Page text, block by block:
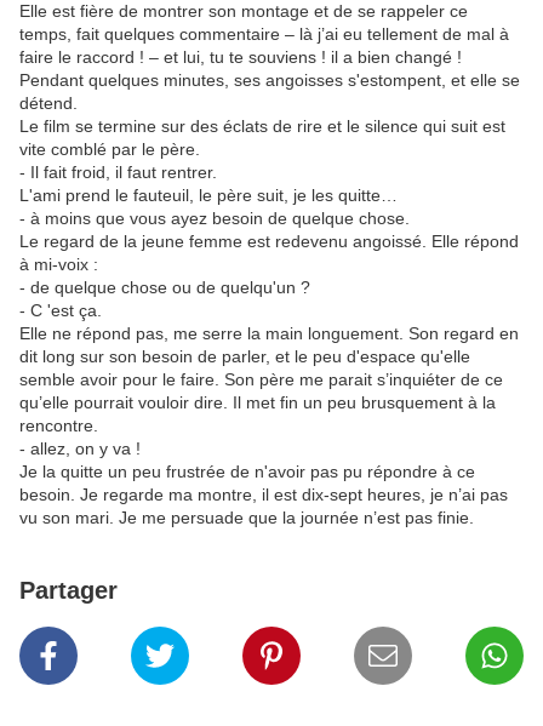
Elle est fière de montrer son montage et de se rappeler ce
temps, fait quelques commentaire – là j’ai eu tellement de mal à
faire le raccord ! – et lui, tu te souviens ! il a bien changé !
Pendant quelques minutes, ses angoisses s'estompent, et elle se
détend.
Le film se termine sur des éclats de rire et le silence qui suit est
vite comblé par le père.
- Il fait froid, il faut rentrer.
L'ami prend le fauteuil, le père suit, je les quitte…
- à moins que vous ayez besoin de quelque chose.
Le regard de la jeune femme est redevenu angoissé. Elle répond
à mi-voix :
- de quelque chose ou de quelqu'un ?
- C 'est ça.
Elle ne répond pas, me serre la main longuement. Son regard en
dit long sur son besoin de parler, et le peu d'espace qu'elle
semble avoir pour le faire. Son père me parait s’inquiéter de ce
qu’elle pourrait vouloir dire. Il met fin un peu brusquement à la
rencontre.
- allez, on y va !
Je la quitte un peu frustrée de n'avoir pas pu répondre à ce
besoin. Je regarde ma montre, il est dix-sept heures, je n’ai pas
vu son mari. Je me persuade que la journée n’est pas finie.
Partager